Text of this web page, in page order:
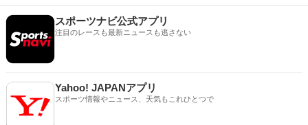
スポーツナビ公式アプリ
注目のレースも最新ニュースも逃さない
Yahoo! JAPANアプリ
スポーツ情報やニュース、天気もこれひとつで